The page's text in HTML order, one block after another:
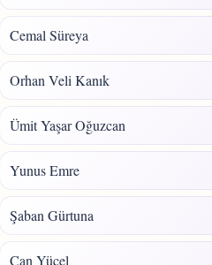
Cemal Süreya
Orhan Veli Kanık
Ümit Yaşar Oğuzcan
Yunus Emre
Şaban Gürtuna
Can Yücel